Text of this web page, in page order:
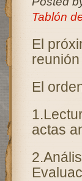
Tablón
El
El
actas